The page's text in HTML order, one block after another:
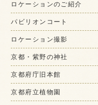
ロケーションのご紹介
パビリオンコート
ロケーション撮影
京都・紫野の神社
京都府庁旧本館
京都府立植物園